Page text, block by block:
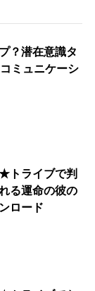
？潜在意識タ
ミュニケーシ
トライブで判
る運命の彼の
ロード